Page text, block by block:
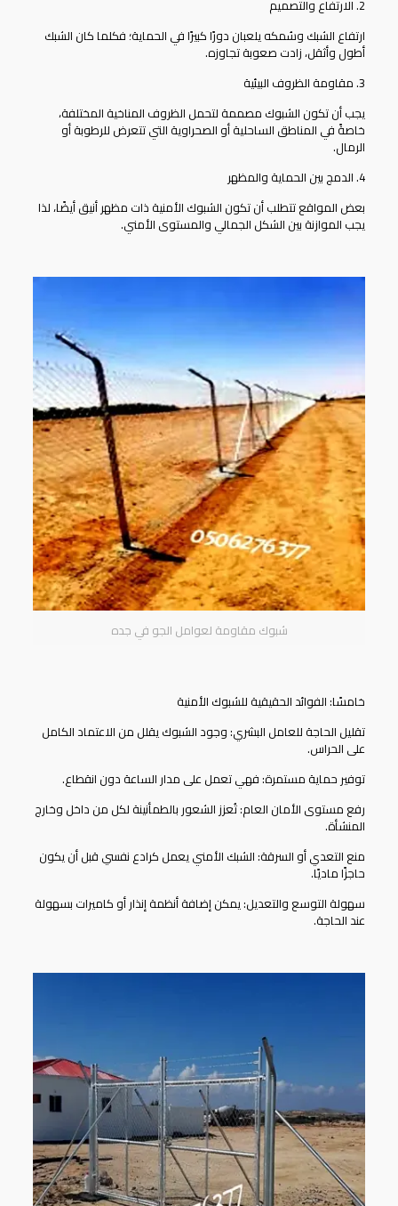
2. الارتفاع والتصميم
ارتفاع الشبك وسُمكه يلعبان دورًا كبيرًا في الحماية؛ فكلما كان الشبك
أطول وأثقل، زادت صعوبة تجاوزه.
3. مقاومة الظروف البيئية
يجب أن تكون الشبوك مصممة لتحمل الظروف المناخية المختلفة،
خاصةً في المناطق الساحلية أو الصحراوية التي تتعرض للرطوبة أو
الرمال.
4. الدمج بين الحماية والمظهر
بعض المواقع تتطلب أن تكون الشبوك الأمنية ذات مظهر أنيق أيضًا، لذا
يجب الموازنة بين الشكل الجمالي والمستوى الأمني.
شبوك مقاومة لعوامل الجو في جده
خامسًا: الفوائد الحقيقية للشبوك الأمنية
تقليل الحاجة للعامل البشري: وجود الشبوك يقلل من الاعتماد الكامل
على الحراس.
توفير حماية مستمرة: فهي تعمل على مدار الساعة دون انقطاع.
رفع مستوى الأمان العام: تُعزز الشعور بالطمأنينة لكل من داخل وخارج
المنشأة.
منع التعدي أو السرقة: الشبك الأمني يعمل كرادع نفسي قبل أن يكون
حاجزًا ماديًا.
سهولة التوسع والتعديل: يمكن إضافة أنظمة إنذار أو كاميرات بسهولة
عند الحاجة.